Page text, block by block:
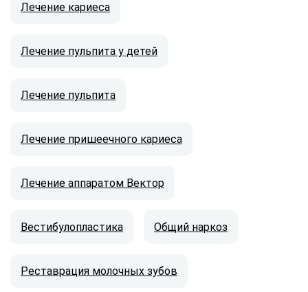
Лечение кариеса
Лечение пульпита у детей
Лечение пульпита
Лечение пришеечного кариеса
Лечение аппаратом Вектор
Вестибулопластика Общий наркоз
Реставрация молочных зубов